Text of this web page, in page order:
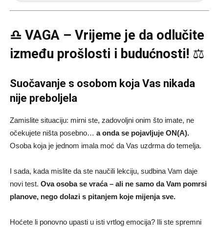
♎ VAGA – Vrijeme je da odlučite
između prošlosti i budućnosti! ⚖️
Suočavanje s osobom koja Vas nikada
nije preboljela
Zamislite situaciju: mirni ste, zadovoljni onim što imate, ne
očekujete ništa posebno… a onda se pojavljuje ON(A).
Osoba koja je jednom imala moć da Vas uzdrma do temelja.
I sada, kada mislite da ste naučili lekciju, sudbina Vam daje
novi test. Ova osoba se vraća – ali ne samo da Vam pomrsi
planove, nego dolazi s pitanjem koje mijenja sve.
Hoćete li ponovno upasti u isti vrtlog emocija? Ili ste spremni